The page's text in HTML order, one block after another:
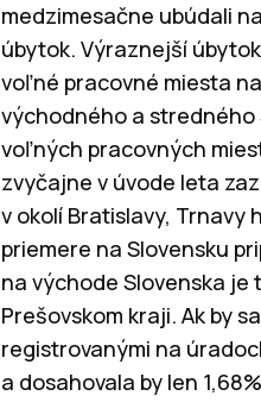
medzimesačne ubúdali
úbytok. Výraznejší
voľné pracovné miesta
východného a stredného
voľných pracovných
zvyčajne v úvode leta
v okolí Bratislavy, Trnavy
priemere na Slovensku
na východe Slovenska je
Prešovskom kraji. Ak by
registrovanými na
a dosahovala by len